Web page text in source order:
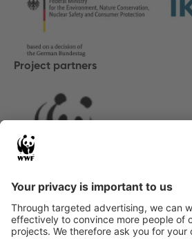
Project partners